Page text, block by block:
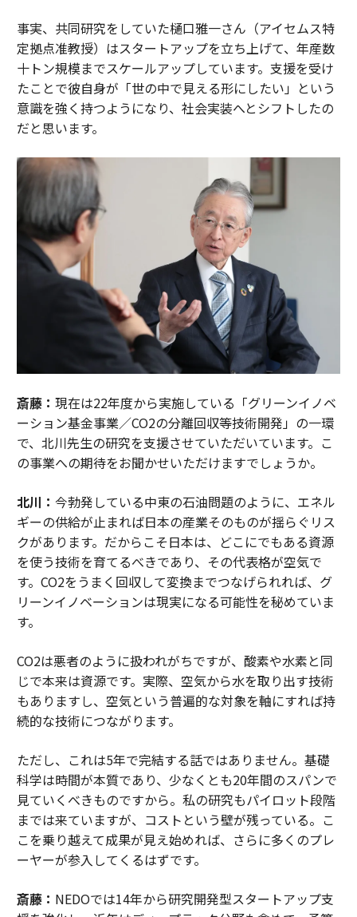
事実、共同研究をしていた樋口雅一さん（アイセムス特
定拠点准教授）はスタートアップを立ち上げて、年産数
十トン規模までスケールアップしています。支援を受け
たことで彼自身が「世の中で見える形にしたい」という
意識を強く持つようになり、社会実装へとシフトしたの
だと思います。
斎藤： 現在は22年度から実施している「グリーンイノベ
ーション基金事業／CO2の分離回収等技術開発」の一環
で、北川先生の研究を支援させていただいています。こ
の事業への期待をお聞かせいただけますでしょうか。
北川： 今勃発している中東の石油問題のように、エネル
ギーの供給が止まれば日本の産業そのものが揺らぐリス
クがあります。だからこそ日本は、どこにでもある資源
を使う技術を育てるべきであり、その代表格が空気で
す。CO2をうまく回収して変換までつなげられれば、グ
リーンイノベーションは現実になる可能性を秘めていま
す。
CO2は悪者のように扱われがちですが、酸素や水素と同
じで本来は資源です。実際、空気から水を取り出す技術
もありますし、空気という普遍的な対象を軸にすれば持
続的な技術につながります。
ただし、これは5年で完結する話ではありません。基礎
科学は時間が本質であり、少なくとも20年間のスパンで
見ていくべきものですから。私の研究もパイロット段階
までは来ていますが、コストという壁が残っている。こ
こを乗り越えて成果が見え始めれば、さらに多くのプレ
ーヤーが参入してくるはずです。
斎藤： NEDOでは14年から研究開発型スタートアップ支